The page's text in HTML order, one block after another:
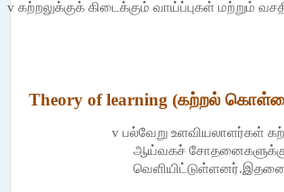
v கற்றலுக்குக் கிடைக்கும் வாய்ப்புகள் மற்றும்
Theory of learning (கற்றல்
v பல்வேறு உளவியலாளர்கள்
ஆய்வகச் சோதனைகளுக்கு